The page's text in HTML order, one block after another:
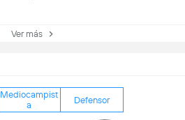
Ver más
Mediocampist
a
Defensor